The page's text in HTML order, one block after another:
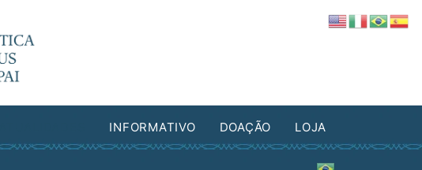
INFORMATIVO DOAÇÃO LOJA